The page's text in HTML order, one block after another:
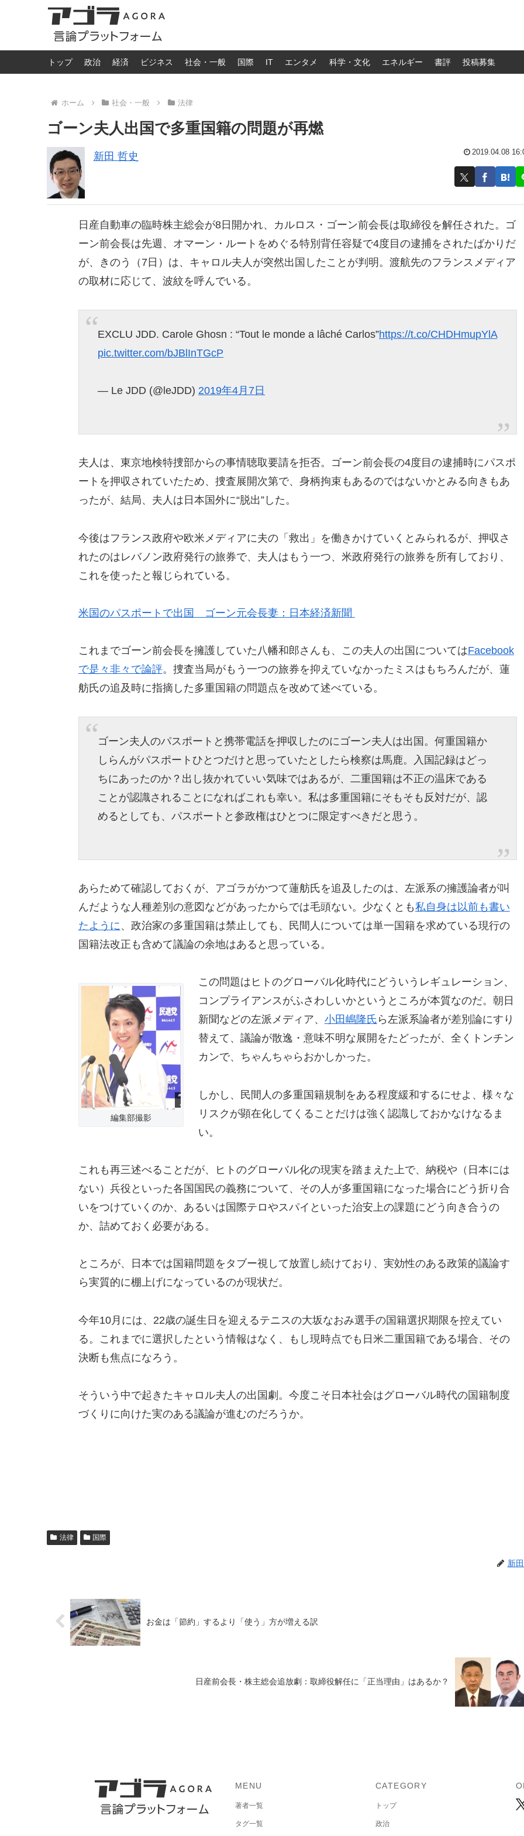
トップ 政治 経済 ビジネス 社会・一般 国際 IT エンタメ 科学・文化 エネルギー 書評 投稿募集
ホーム 社会・一般 法律
ゴーン夫人出国で多重国籍の問題が再燃
新田 哲史 2019.04.08
日産自動車の臨時株主総会が8日開かれ、カルロス・ゴーン前会長は取締役を解任された。ゴ
ーン前会長は先週、オマーン・ルートをめぐる特別背任容疑で4度目の逮捕をされたばかりだ
が、きのう（7日）は、キャロル夫人が突然出国したことが判明。渡航先のフランスメディア
の取材に応じて、波紋を呼んでいる。
EXCLU JDD. Carole Ghosn : “Tout le monde a lâché Carlos”https://t.co/CHDHmupYlA
pic.twitter.com/bJBlInTGcP
— Le JDD (@leJDD) 2019年4月7日
夫人は、東京地検特捜部からの事情聴取要請を拒否。ゴーン前会長の4度目の逮捕時にパスポ
ートを押収されていたため、捜査展開次第で、身柄拘束もあるのではないかとみる向きもあ
ったが、結局、夫人は日本国外に“脱出”した。
今後はフランス政府や欧米メディアに夫の「救出」を働きかけていくとみられるが、押収さ
れたのはレバノン政府発行の旅券で、夫人はもう一つ、米政府発行の旅券を所有しており、
これを使ったと報じられている。
米国のパスポートで出国 ゴーン元会長妻：日本経済新聞
これまでゴーン前会長を擁護していた八幡和郎さんも、この夫人の出国についてはFacebook
で是々非々で論評。捜査当局がもう一つの旅券を抑えていなかったミスはもちろんだが、蓮
舫氏の追及時に指摘した多重国籍の問題点を改めて述べている。
ゴーン夫人のパスポートと携帯電話を押収したのにゴーン夫人は出国。何重国籍か
しらんがパスポートひとつだけと思っていたとしたら検察は馬鹿。入国記録はどっ
ちにあったのか？出し抜かれていい気味ではあるが、二重国籍は不正の温床である
ことが認識されることになればこれも幸い。私は多重国籍にそもそも反対だが、認
めるとしても、パスポートと参政権はひとつに限定すべきだと思う。
あらためて確認しておくが、アゴラがかつて蓮舫氏を追及したのは、左派系の擁護論者が叫
んだような人種差別の意図などがあったからでは毛頭ない。少なくとも私自身は以前も書い
たように 、政治家の多重国籍は禁止しても、民間人については単一国籍を求めている現行の
国籍法改正も含めて議論の余地はあると思っている。
編集部撮影
この問題はヒトのグローバル化時代にどういうレギュレーション、
コンプライアンスがふさわしいかというところが本質なのだ。朝日
新聞などの左派メディア、 小田嶋隆氏 ら左派系論者が差別論にすり
替えて、議論が散逸・意味不明な展開をたどったが、全くトンチン
カンで、ちゃんちゃらおかしかった。
しかし、民間人の多重国籍規制をある程度緩和するにせよ、様々な
リスクが顕在化してくることだけは強く認識しておかなけなるま
い。
これも再三述べることだが、ヒトのグローバル化の現実を踏まえた上で、納税や（日本には
ない）兵役といった各国国民の義務について、その人が多重国籍になった場合にどう折り合
いをつけていくのか、あるいは国際テロやスパイといった治安上の課題にどう向き合うの
か、詰めておく必要がある。
ところが、日本では国籍問題をタブー視して放置し続けており、実効性のある政策的議論す
ら実質的に棚上げになっているのが現状だ。
今年10月には、22歳の誕生日を迎えるテニスの大坂なおみ選手の国籍選択期限を控えてい
る。これまでに選択したという情報はなく、もし現時点でも日米二重国籍である場合、その
決断も焦点になろう。
そういう中で起きたキャロル夫人の出国劇。今度こそ日本社会はグローバル時代の国籍制度
づくりに向けた実のある議論が進むのだろうか。
法律 国際
新
お金は「節約」するより「使う」方が増える訳
日産前会長・株主総会追放劇：取締役解任に「正当理由」はあるか？
MENU
著者一覧
タグ一覧
CATEGORY
トップ
政治